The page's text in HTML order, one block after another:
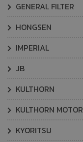
GENERAL FILTER
HONGSEN
IMPERIAL
JB
KULTHORN
KULTHORN MOTOR
KYORITSU